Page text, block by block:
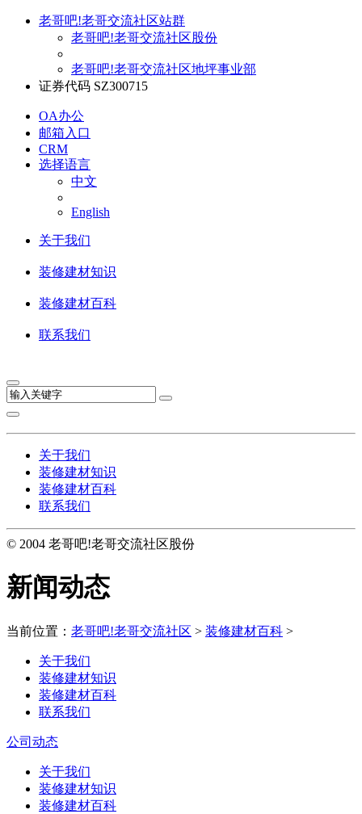
老哥吧!老哥交流社区站群
老哥吧!老哥交流社区股份
老哥吧!老哥交流社区地坪事业部
证券代码 SZ300715
OA办公
邮箱入口
CRM
选择语言
中文
English
关于我们
装修建材知识
装修建材百科
联系我们
关于我们
装修建材知识
装修建材百科
联系我们
© 2004 老哥吧!老哥交流社区股份
新闻动态
当前位置： 老哥吧!老哥交流社区 > 装修建材百科 >
关于我们
装修建材知识
装修建材百科
联系我们
公司动态
关于我们
装修建材知识
装修建材百科